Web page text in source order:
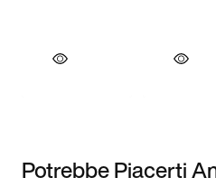
Potrebbe Piacerti